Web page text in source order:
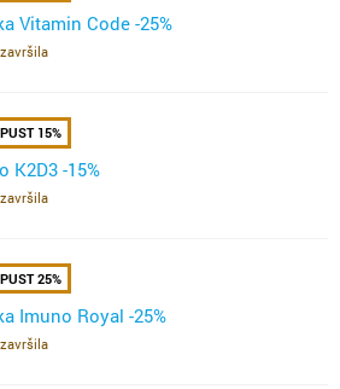
Vitamin Code -25%
15%
K2D3 -15%
25%
Imuno Royal -25%